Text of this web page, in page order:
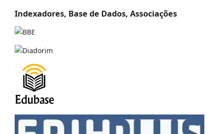
Indexadores, Base de Dados, Associações